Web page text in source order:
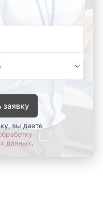
заявку
вы даете
данных.